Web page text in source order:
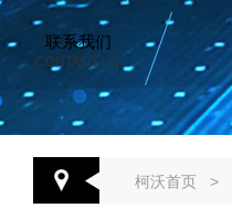
联系我们
CONTACT US
柯沃首页 >